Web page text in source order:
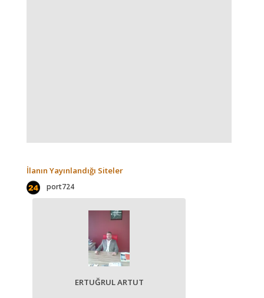
İlanın Yayınlandığı Siteler
port724
ERTUĞRUL ARTUT